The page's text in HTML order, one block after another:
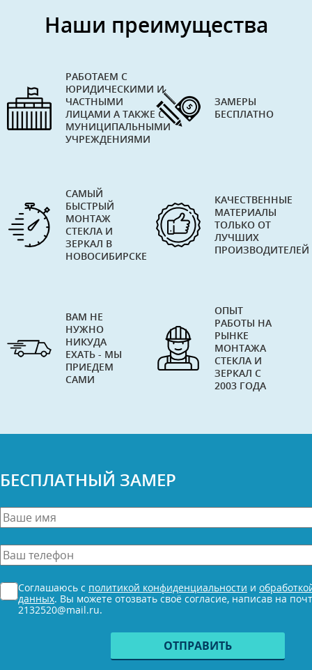
Наши преимущества
РАБОТАЕМ С
ЮРИДИЧЕСКИМИ И
ЧАСТНЫМИ
ЛИЦАМИ А ТАКЖЕ С
МУНИЦИПАЛЬНЫМИ
УЧРЕЖДЕНИЯМИ
ЗАМЕРЫ
БЕСПЛАТНО
САМЫЙ
БЫСТРЫЙ
МОНТАЖ
СТЕКЛА И
ЗЕРКАЛ В
НОВОСИБИРСКЕ
КАЧЕСТВЕННЫЕ
МАТЕРИАЛЫ
ТОЛЬКО ОТ
ЛУЧШИХ
ПРОИЗВОДИТЕЛЕЙ
ВАМ НЕ
НУЖНО
НИКУДА
ЕХАТЬ - МЫ
ПРИЕДЕМ
САМИ
ОПЫТ
РАБОТЫ НА
РЫНКЕ
МОНТАЖА
СТЕКЛА И
ЗЕРКАЛ С
2003 ГОДА
БЕСПЛАТНЫЙ ЗАМЕР
Ваше
имя
*Ваш
телефон
*
Согласие
*
Соглашаюсь с политикой конфиденциальности и
данных. Вы можете отозвать своё согласие, написав на
2132520@mail.ru.